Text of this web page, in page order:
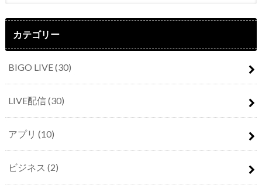
カテゴリー
BIGO LIVE(30)
LIVE配信(30)
アプリ (10)
ビジネス (2)